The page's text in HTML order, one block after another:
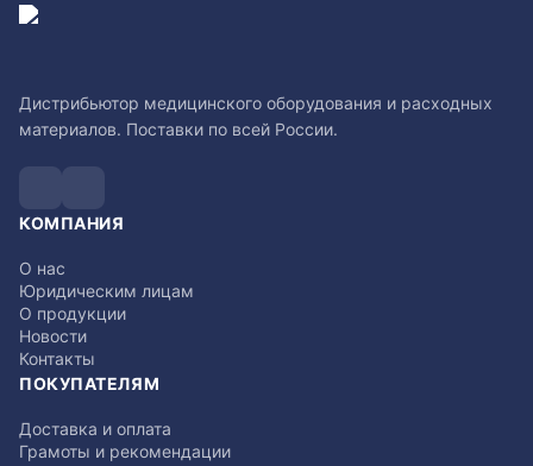
Дистрибьютор медицинского оборудования и расходных
материалов. Поставки по всей России.
КОМПАНИЯ
О нас
Юридическим лицам
О продукции
Новости
Контакты
ПОКУПАТЕЛЯМ
Доставка и оплата
Грамоты и рекомендации